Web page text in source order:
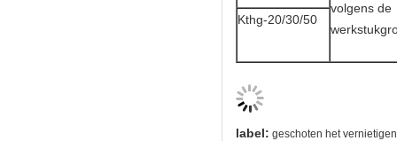
volgens de
Kthg-20/30/50
label: geschoten het